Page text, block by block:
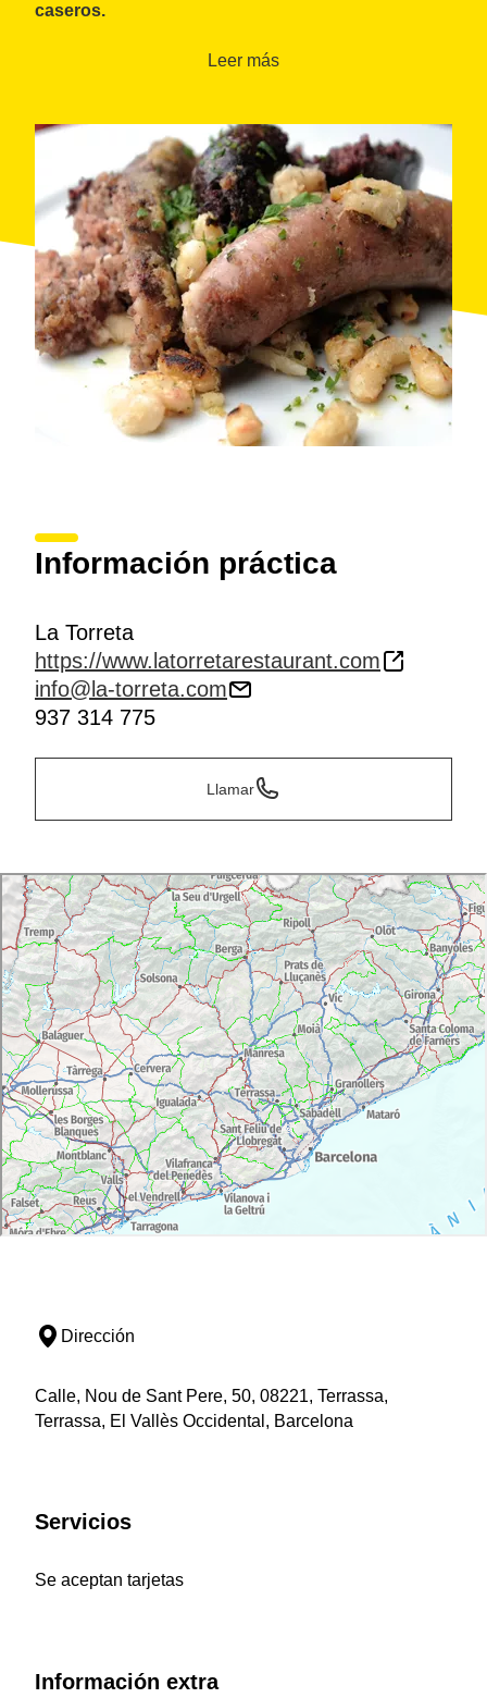
caseros.
Leer más
Información práctica
La Torreta
https://www.latorretarestaurant.com
info@la-torreta.com
937 314 775
Llamar
Dirección
Calle, Nou de Sant Pere, 50, 08221, Terrassa,
Terrassa, El Vallès Occidental, Barcelona
Servicios
Se aceptan tarjetas
Información extra